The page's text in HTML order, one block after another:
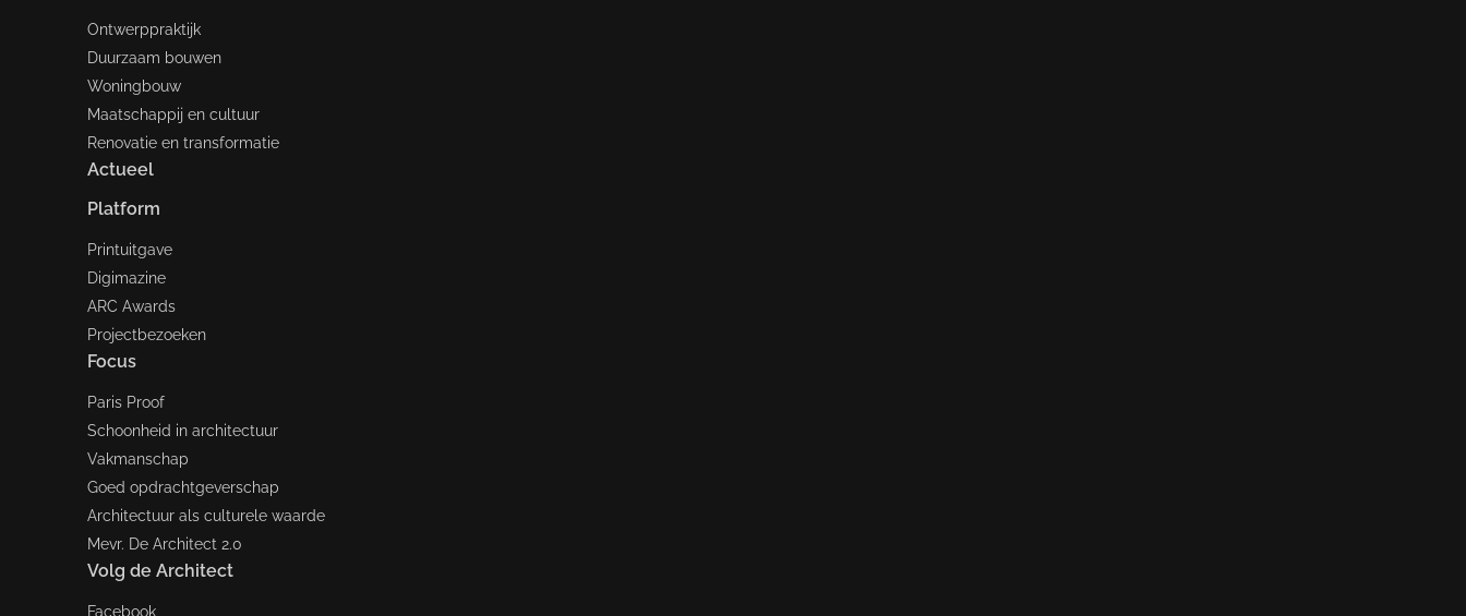
Ontwerppraktijk
Duurzaam bouwen
Woningbouw
Maatschappij en cultuur
Renovatie en transformatie
Actueel
Platform
Printuitgave
Digimazine
ARC Awards
Projectbezoeken
Focus
Paris Proof
Schoonheid in architectuur
Vakmanschap
Goed opdrachtgeverschap
Architectuur als culturele waarde
Mevr. De Architect 2.0
Volg de Architect
Facebook